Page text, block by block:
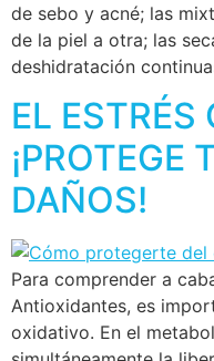
de sebo y acné; las
de la piel a otra; las
deshidratación
EL ESTRÉS
¡PROTEGE
DAÑOS!
Para comprender a
Antioxidantes, es
oxidativo. En el